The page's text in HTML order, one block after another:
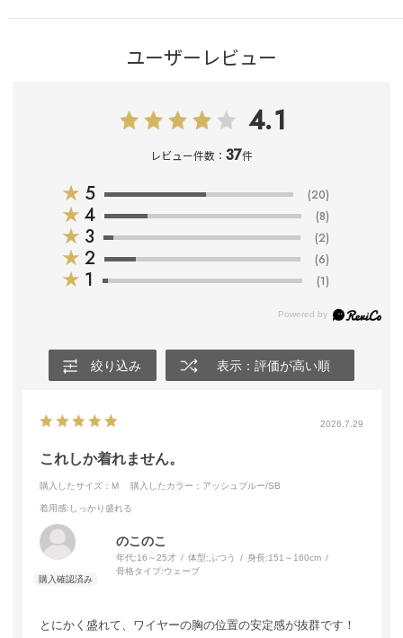
ユーザーレビュー
4.1
レビュー件数： 37件
★ 5 (20)
★ 4 (8)
★ 3 (2)
★ 2 (6)
★ 1 (1)
絞り込み 表示：評価が高い順
2026.7.29
これしか着れません。
購入したサイズ：M 購入したカラー：アッシュブルー/SB
着用感:しっかり盛れる
のこのこ
年代:16～25才 体型: ふつう 身長:151～160cm
骨格タイプ:ウェーブ
とにかく盛れて、ワイヤーの胸の位置の安定感が抜群です！